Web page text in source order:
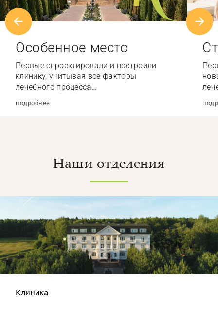
Особенное место
Первые спроектировали и построили
клинику, учитывая все факторы
лечебного процесса…
подробнее
Наши отделения
Клиника